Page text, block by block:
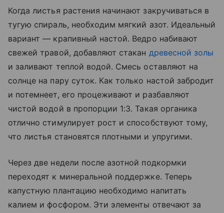
Когда листья растения начинают закручиваться в
тугую спираль, необходим мягкий азот. Идеальный
вариант — крапивный настой. Ведро набивают
свежей травой, добавляют стакан древесной золы
и заливают теплой водой. Смесь оставляют на
солнце на пару суток. Как только настой забродит
и потемнеет, его процеживают и разбавляют
чистой водой в пропорции 1:3. Такая органика
отлично стимулирует рост и способствуют тому,
что листья становятся плотными и упругими.
Через две недели после азотной подкормки
переходят к минеральной поддержке. Теперь
капустную плантацию необходимо напитать
калием и фосфором. Эти элементы отвечают за